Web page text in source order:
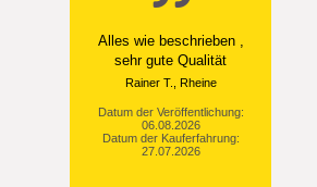
Ein einfach toller Service
- prompte Lieferung und
sogar mit Pflegehinweis!
Datum der Veröffentlichung:
05.08.2026
Datum der Kauferfahrung:
29.07.2026